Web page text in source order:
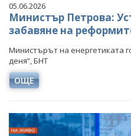
05.06.2026
Министър Петрова:
забавяне на
Министърът на енергетиката
деня“, БНТ
ОЩЕ